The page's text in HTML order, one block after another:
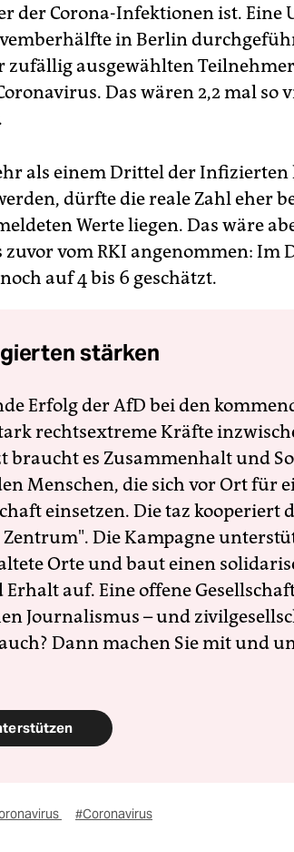
der Corona-Infektionen ist. Eine
in Berlin
zufällig ausgewählten
Das wären 2,2 mal so
als einem Drittel der
dürfte die reale Zahl eher
Werte liegen. Das wäre
zuvor vom RKI angenommen: Im
auf 4 bis 6 geschätzt.
stärken
Erfolg der AfD bei den
rechtsextreme Kräfte
braucht es Zusammenhalt und
Menschen, die sich vor Ort für
einsetzen. Die taz kooperiert
Die Kampagne
Orte und baut einen
Erhalt auf. Eine offene
Journalismus – und
Dann machen Sie mit und
#Coronavirus